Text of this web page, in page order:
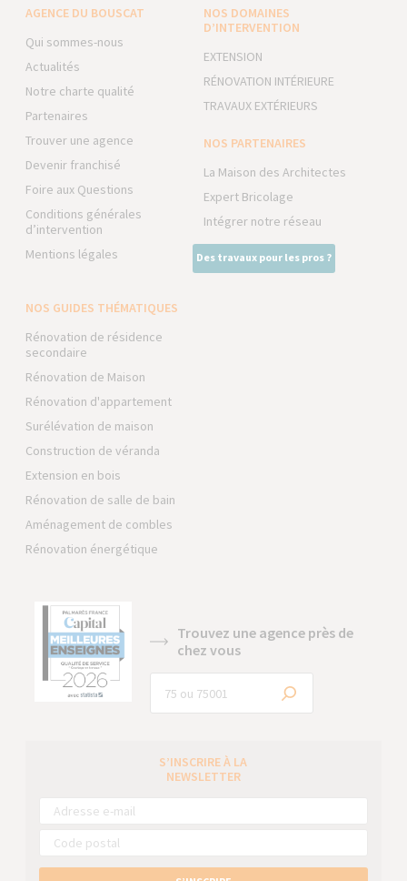
AGENCE DU BOUSCAT
Qui sommes-nous
Actualités
Notre charte qualité
Partenaires
Trouver une agence
Devenir franchisé
Foire aux Questions
Conditions générales
d’intervention
Mentions légales
NOS DOMAINES
D’INTERVENTION
EXTENSION
RÉNOVATION INTÉRIEURE
TRAVAUX EXTÉRIEURS
NOS PARTENAIRES
La Maison des Architectes
Expert Bricolage
Intégrer notre réseau
Des travaux pour les pros ?
NOS GUIDES THÉMATIQUES
Rénovation de résidence
secondaire
Rénovation de Maison
Rénovation d'appartement
Surélévation de maison
Construction de véranda
Extension en bois
Rénovation de salle de bain
Aménagement de combles
Rénovation énergétique
Trouvez une agence près de
chez vous
S’INSCRIRE À LA
NEWSLETTER